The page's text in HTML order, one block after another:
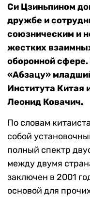
Си Цзиньпином
дружбе и
союзническим и
жестких
оборонной
«Абзацу»
Института Китая
Леонид Ковачич.
По словам
собой
полный спектр
между двумя
заключен в 2001
основой для